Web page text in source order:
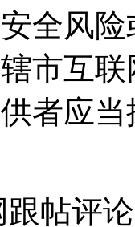
全风
市互
者应
帖评